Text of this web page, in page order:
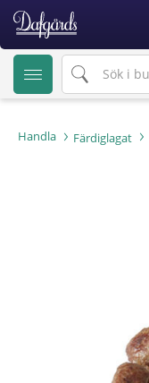
text.skipToContent
text.skipToNavigation
Handla Färdiglagat